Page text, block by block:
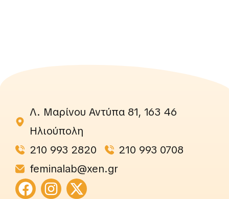
Λ. Μαρίνου Αντύπα 81, 163 46
Ηλιούπολη
210 993 2820
210 993 0708
feminalab@xen.gr